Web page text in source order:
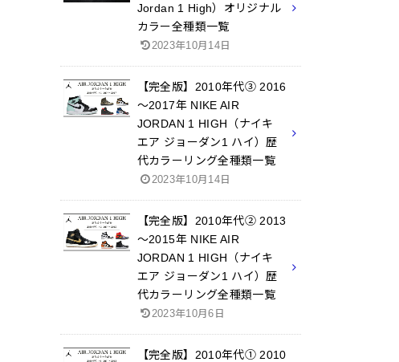
Jordan 1 High）オリジナル
カラー全種類一覧
2023年10月14日
【完全版】2010年代③ 2016
～2017年 NIKE AIR
JORDAN 1 HIGH（ナイキ
エア ジョーダン1 ハイ）歴
代カラーリング全種類一覧
2023年10月14日
【完全版】2010年代② 2013
～2015年 NIKE AIR
JORDAN 1 HIGH（ナイキ
エア ジョーダン1 ハイ）歴
代カラーリング全種類一覧
2023年10月6日
【完全版】2010年代① 2010